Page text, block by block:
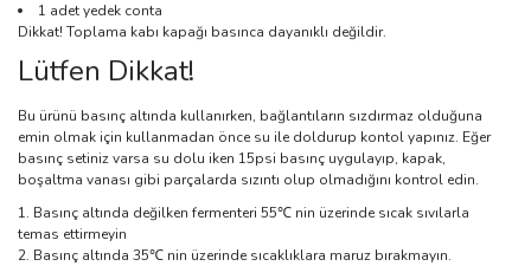
1 adet yedek conta
Dikkat! Toplama kabı kapağı basınca dayanıklı değildir.
Lütfen Dikkat!
Bu ürünü basınç altında kullanırken, bağlantıların sızdırmaz olduğuna
emin olmak için kullanmadan önce su ile doldurup kontol yapınız. Eğer
basınç setiniz varsa su dolu iken 15psi basınç uygulayıp, kapak,
boşaltma vanası gibi parçalarda sızıntı olup olmadığını kontrol edin.
Basınç altında değilken fermenteri 55℃ nin üzerinde sıcak sıvılarla
temas ettirmeyin
Basınç altında 35℃ nin üzerinde sıcaklıklara maruz bırakmayın.